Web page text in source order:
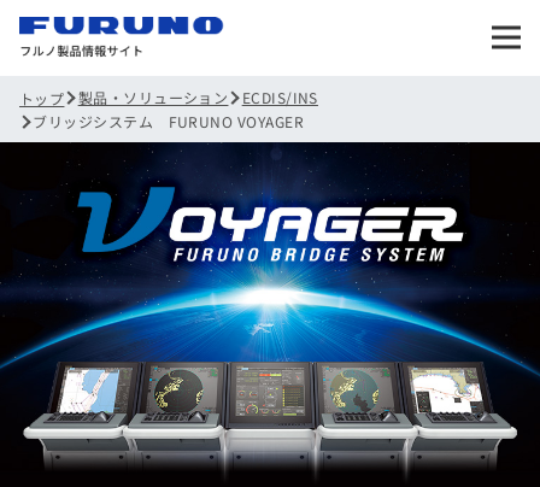
トップ 製品・ソリューション
ECDIS/INS
ブリッジシステム FURUNO VOYAGER